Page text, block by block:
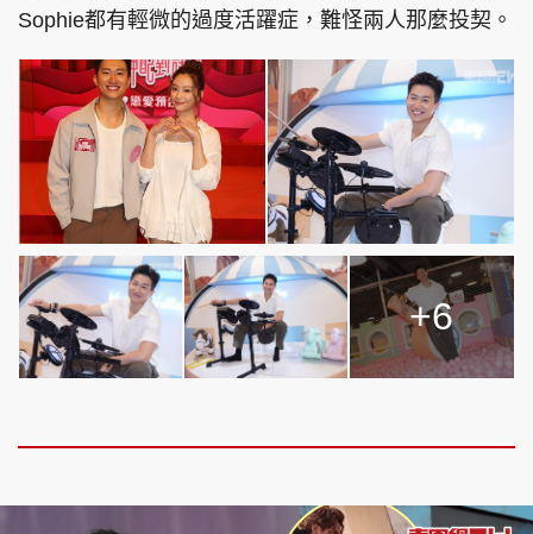
Sophie都有輕微的過度活躍症，難怪兩人那麼投契。
+6